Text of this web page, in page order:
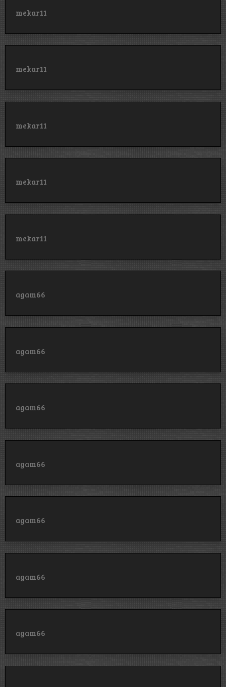
mekar11
mekar11
mekar11
mekar11
mekar11
agam66
agam66
agam66
agam66
agam66
agam66
agam66